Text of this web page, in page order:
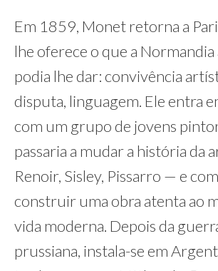
Em 1859, Monet retorna a
lhe oferece o que a Normandia
podia lhe dar: convivência
disputa, linguagem. Ele entra
com um grupo de jovens
passaria a mudar a história da
Renoir, Sisley, Pissarro — e
construir uma obra atenta ao
vida moderna. Depois da
prussiana, instala-se em